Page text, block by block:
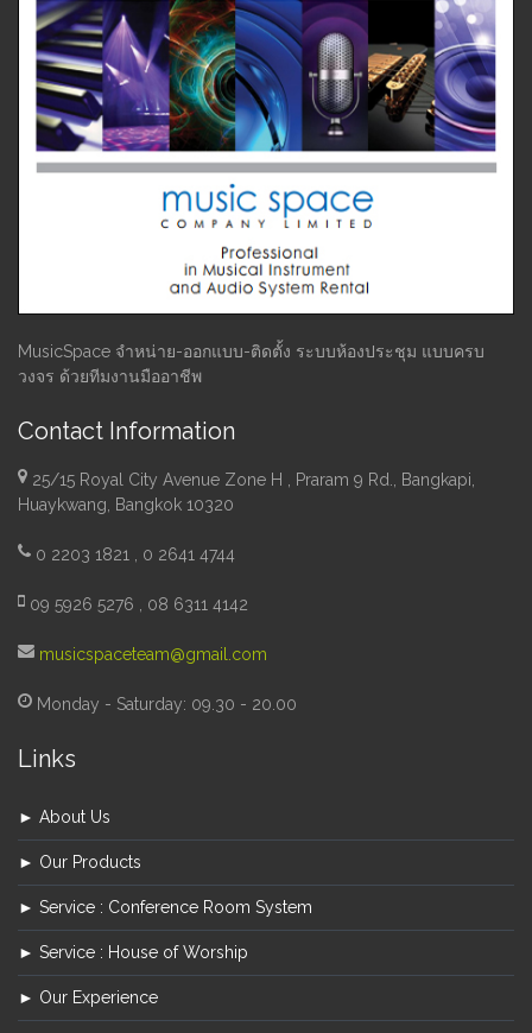
MusicSpace จำหน่าย-ออกแบบ-ติดตั้ง ระบบห้องประชุม แบบครบ
วงจร ด้วยทีมงานมืออาชีพ
Contact Information
25/15 Royal City Avenue Zone H , Praram 9 Rd., Bangkapi,
Huaykwang, Bangkok 10320
0 2203 1821 , 0 2641 4744
09 5926 5276 , 08 6311 4142
musicspaceteam@gmail.com
Monday - Saturday: 09.30 - 20.00
Links
► About Us
► Our Products
► Service : Conference Room System
► Service : House of Worship
► Our Experience